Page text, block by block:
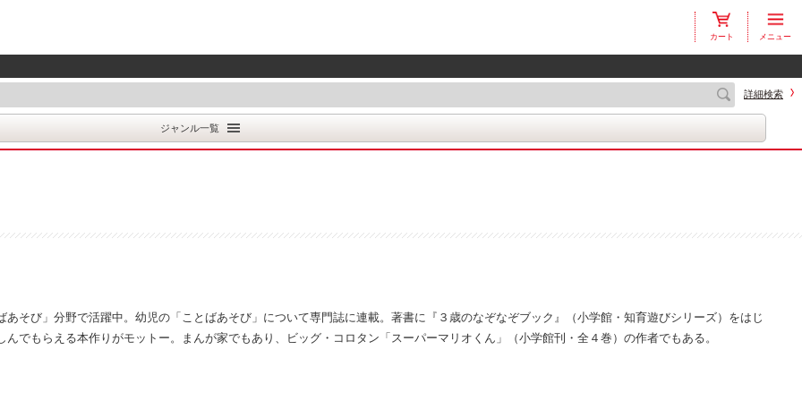
カート メニュー
詳細検索
ジャンル一覧
そび」分野で活躍中。幼児の「ことばあそび」について専門誌に連載。著書に『３歳のなぞなぞブック』（小学館・知育遊びシリーズ）をはじ
でもらえる本作りがモットー。まんが家でもあり、ビッグ・コロタン「スーパーマリオくん」（小学館刊・全４巻）の作者でもある。